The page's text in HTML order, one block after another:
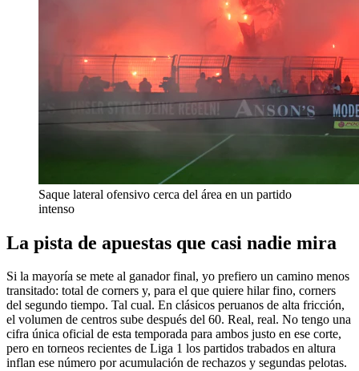
Saque lateral ofensivo cerca del área en un partido
intenso
La pista de apuestas que casi nadie mira
Si la mayoría se mete al ganador final, yo prefiero un camino menos
transitado: total de corners y, para el que quiere hilar fino, corners
del segundo tiempo. Tal cual. En clásicos peruanos de alta fricción,
el volumen de centros sube después del 60. Real, real. No tengo una
cifra única oficial de esta temporada para ambos justo en ese corte,
pero en torneos recientes de Liga 1 los partidos trabados en altura
inflan ese número por acumulación de rechazos y segundas pelotas.